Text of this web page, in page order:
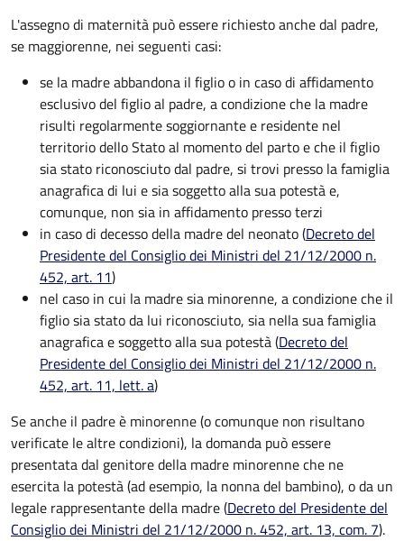
L'assegno di maternità può essere richiesto anche dal padre,
se maggiorenne, nei seguenti casi:
se la madre abbandona il figlio o in caso di affidamento
esclusivo del figlio al padre, a condizione che la madre
risulti regolarmente soggiornante e residente nel
territorio dello Stato al momento del parto e che il figlio
sia stato riconosciuto dal padre, si trovi presso la famiglia
anagrafica di lui e sia soggetto alla sua potestà e,
comunque, non sia in affidamento presso terzi
in caso di decesso della madre del neonato (Decreto del
Presidente del Consiglio dei Ministri del 21/12/2000 n.
452, art. 11)
nel caso in cui la madre sia minorenne, a condizione che il
figlio sia stato da lui riconosciuto, sia nella sua famiglia
anagrafica e soggetto alla sua potestà (Decreto del
Presidente del Consiglio dei Ministri del 21/12/2000 n.
452, art. 11, lett. a)
Se anche il padre è minorenne (o comunque non risultano
verificate le altre condizioni), la domanda può essere
presentata dal genitore della madre minorenne che ne
esercita la potestà (ad esempio, la nonna del bambino), o da un
legale rappresentante della madre (Decreto del Presidente del
Consiglio dei Ministri del 21/12/2000 n. 452, art. 13, com. 7).